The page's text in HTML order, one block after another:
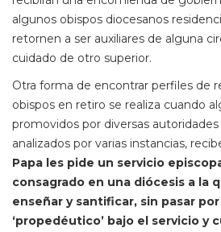
algunos obispos diocesanos
retornen a ser auxiliares de alguna
cuidado de otro superior.
Otra forma de encontrar perfiles de
obispos en retiro se realiza cuando
promovidos por diversas
analizados por varias instancias,
Papa les pide un servicio
consagrado en una diócesis a la
enseñar y santificar, sin pasar
‘propedéutico’ bajo el servicio y